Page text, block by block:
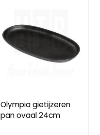
Olympia gietijzeren
pan ovaal 24cm